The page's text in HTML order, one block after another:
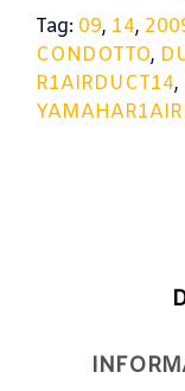
14
quantità
Tag: 09, 14,
CONDOTTO,
R1AIRDUCT14,